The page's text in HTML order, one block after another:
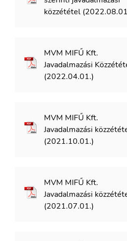
közzététel
MVM MIFŰ Kft.
Javadalmazási
(2022.04.01.)
MVM MIFŰ Kft.
Javadalmazási
(2021.10.01.)
MVM MIFŰ Kft.
Javadalmazási
(2021.07.01.)